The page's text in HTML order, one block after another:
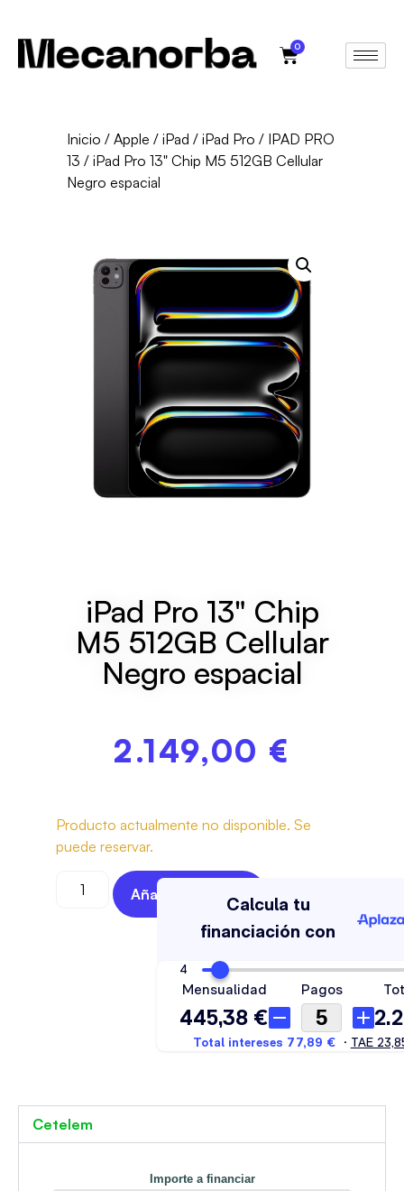
0
Inicio /Apple /iPad /iPad Pro / IPAD PRO
13 / iPad Pro 13" Chip M5 512GB Cellular
Negro espacial
iPad Pro 13" Chip
M5 512GB Cellular
Negro espacial
2.149,00 €
Producto actualmente no disponible. Se
puede reservar.
Añadir Al Carrito
Cetelem
Importe a financiar